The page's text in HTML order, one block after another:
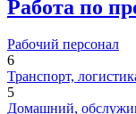
Работа по
Рабочий персонал
6
Транспорт,
5
Домашний,